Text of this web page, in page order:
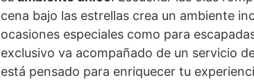
cena bajo las estrellas crea un ambiente
ocasiones especiales como para
exclusivo va acompañado de un servicio
está pensado para enriquecer tu